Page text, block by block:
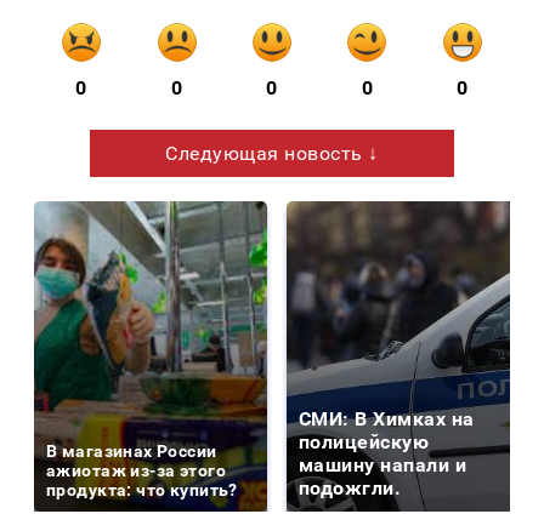
0 0 0 0 0
Следующая новость ↓
В магазинах России
ажиотаж из-за этого
продукта: что купить?
СМИ: В Химках на
полицейскую
машину напали и
подожгли.